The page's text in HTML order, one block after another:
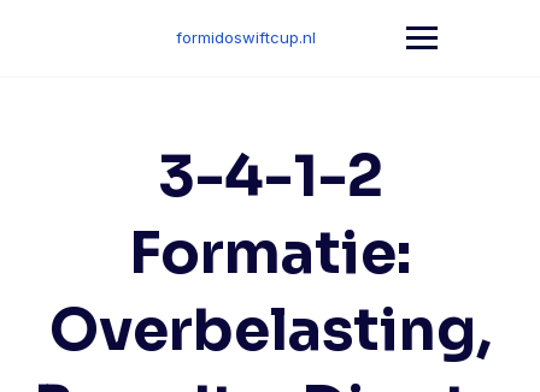
formidoswiftcup.nl
3-4-1-2
Formatie:
Overbelasting,